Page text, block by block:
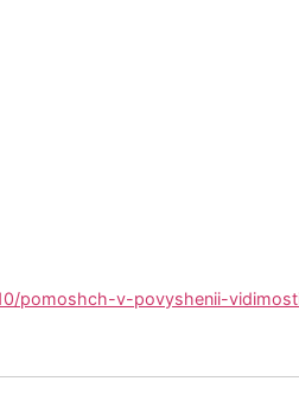
pomoshch-v-povyshenii-